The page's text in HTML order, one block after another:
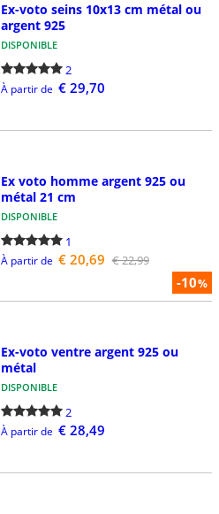
Ex-voto seins 10x13 cm métal ou
argent 925
DISPONIBLE
2
À partir de € 29,70
-10%
Ex voto homme argent 925 ou
métal 21 cm
DISPONIBLE
1
À partir de € 20,69 € 22,99
Ex-voto ventre argent 925 ou
métal
DISPONIBLE
2
À partir de € 28,49